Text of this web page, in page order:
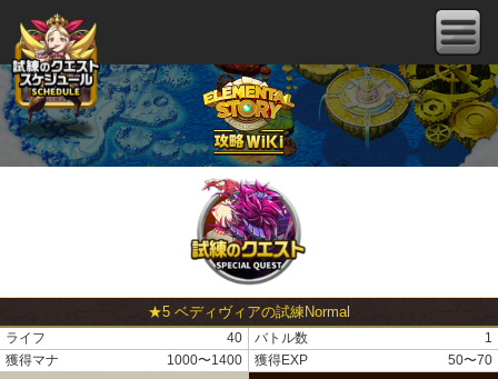
★5 ベディヴィアの試練Normal
ライフ 40 バトル数
1
獲得マナ
1000〜1400 獲得EXP 50〜70